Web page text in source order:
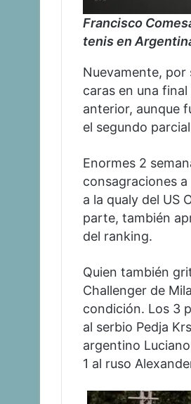
Francisco
tenis en
Nuevamente, por
caras en una
anterior, aunque
el segundo
Enormes 2
consagraciones a
a la qualy del US
parte, también
del ranking.
Quien también
Challenger de
condición. Los 3
al serbio Pedja
argentino
1 al ruso